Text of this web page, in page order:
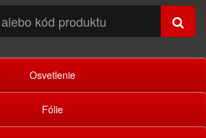
Osvetlenie
Fólie